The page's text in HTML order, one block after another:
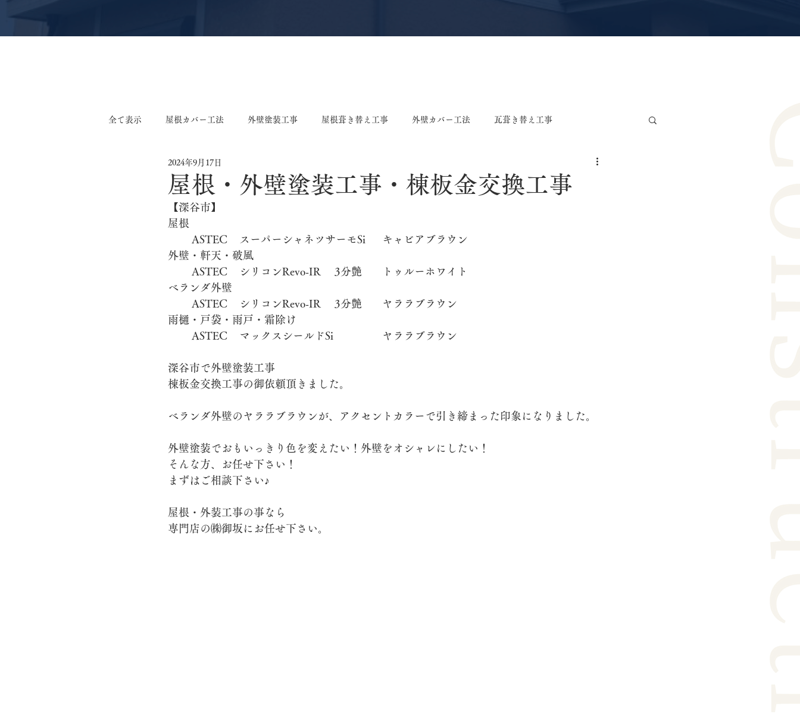
全て表示 屋根カバー工法 外壁塗装工事 屋根葺き替え工事 外壁カバー工法 瓦葺き替え工事
軒天張り替え工事 雨漏り修理・防水工事
外装リフォーム工事
鉄板小波張り替え工事 外構工事
太陽光パネル脱着
屋根・外壁塗装工事・棟板金交換工事
2024年9月17日
【深谷市】
屋根
	ASTEC	スーパーシャネツサーモSi	キャビアブラウン
外壁・軒天・破風
	ASTEC	シリコンRevo-IR	3分艶	トゥルーホワイト
ベランダ外壁
	ASTEC	シリコンRevo-IR	3分艶	ヤララブラウン
雨樋・戸袋・雨戸・霜除け
	ASTEC	マックスシールドSi		ヤララブラウン
深谷市で外壁塗装工事
棟板金交換工事の御依頼頂きました。
ベランダ外壁のヤララブラウンが、アクセントカラーで引き締まった印象になりました。
外壁塗装でおもいっきり色を変えたい！外壁をオシャレにしたい！
そんな方、お任せ下さい！
まずはご相談下さい♪
屋根・外装工事の事なら
専門店の㈱御坂にお任せ下さい。